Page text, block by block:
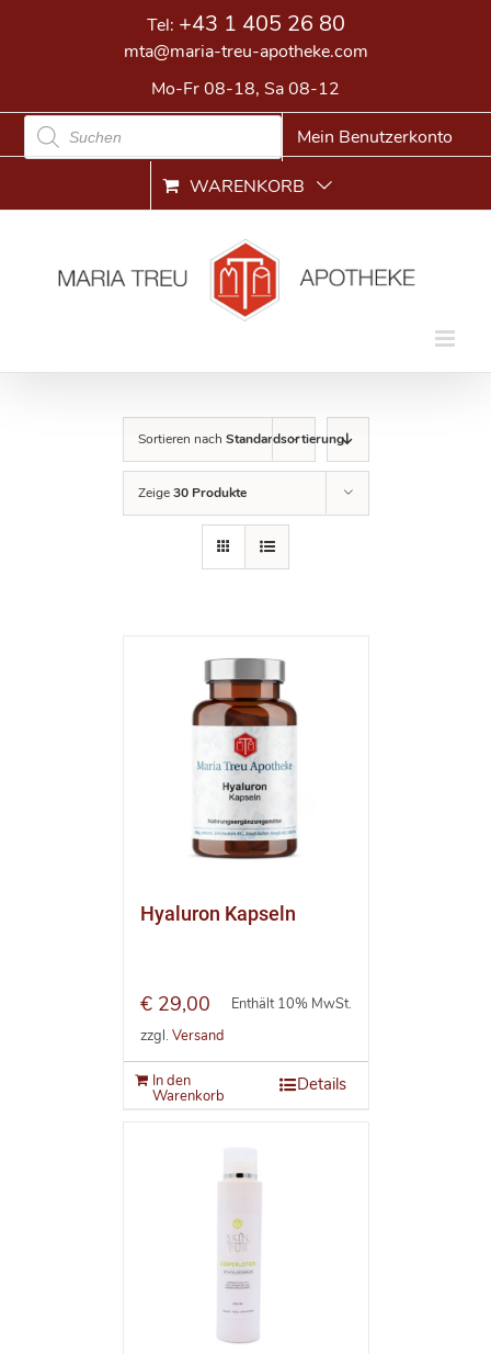
Tel: +43 1 405 26 80
mta@maria-treu-apotheke.com
Mo-Fr 08-18, Sa 08-12
Products
search Mein Benutzerkonto
WARENKORB
Sortieren nach Standardsortierung
Zeige30 Produkte
Hyaluron Kapseln
€29,00
Enthält 10% MwSt.
zzgl. Versand
In den
Warenkorb
Details